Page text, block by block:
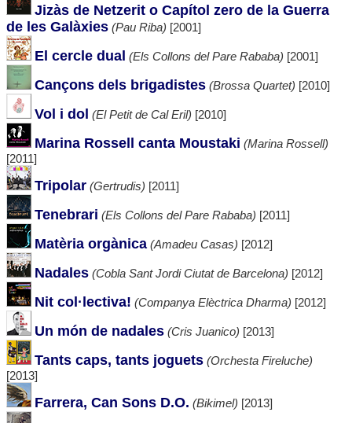
Jizàs de Netzerit o Capítol zero de la Guerra
de les Galàxies (Pau Riba) [2001]
El cercle dual (Els Collons del Pare Rababa) [2001]
Cançons dels brigadistes (Brossa Quartet) [2010]
Vol i dol (El Petit de Cal Eril) [2010]
Marina Rossell canta Moustaki (Marina Rossell)
[2011]
Tripolar (Gertrudis) [2011]
Tenebrari (Els Collons del Pare Rababa) [2011]
Matèria orgànica (Amadeu Casas) [2012]
Nadales (Cobla Sant Jordi Ciutat de Barcelona) [2012]
Nit col·lectiva! (Companya Elèctrica Dharma) [2012]
Un món de nadales (Cris Juanico) [2013]
Tants caps, tants joguets (Orchesta Fireluche)
[2013]
Farrera, Can Sons D.O. (Bikimel) [2013]